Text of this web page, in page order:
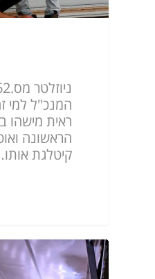
המנכ"ל למי
ראית מישהו
הראשונה
קיטלגת